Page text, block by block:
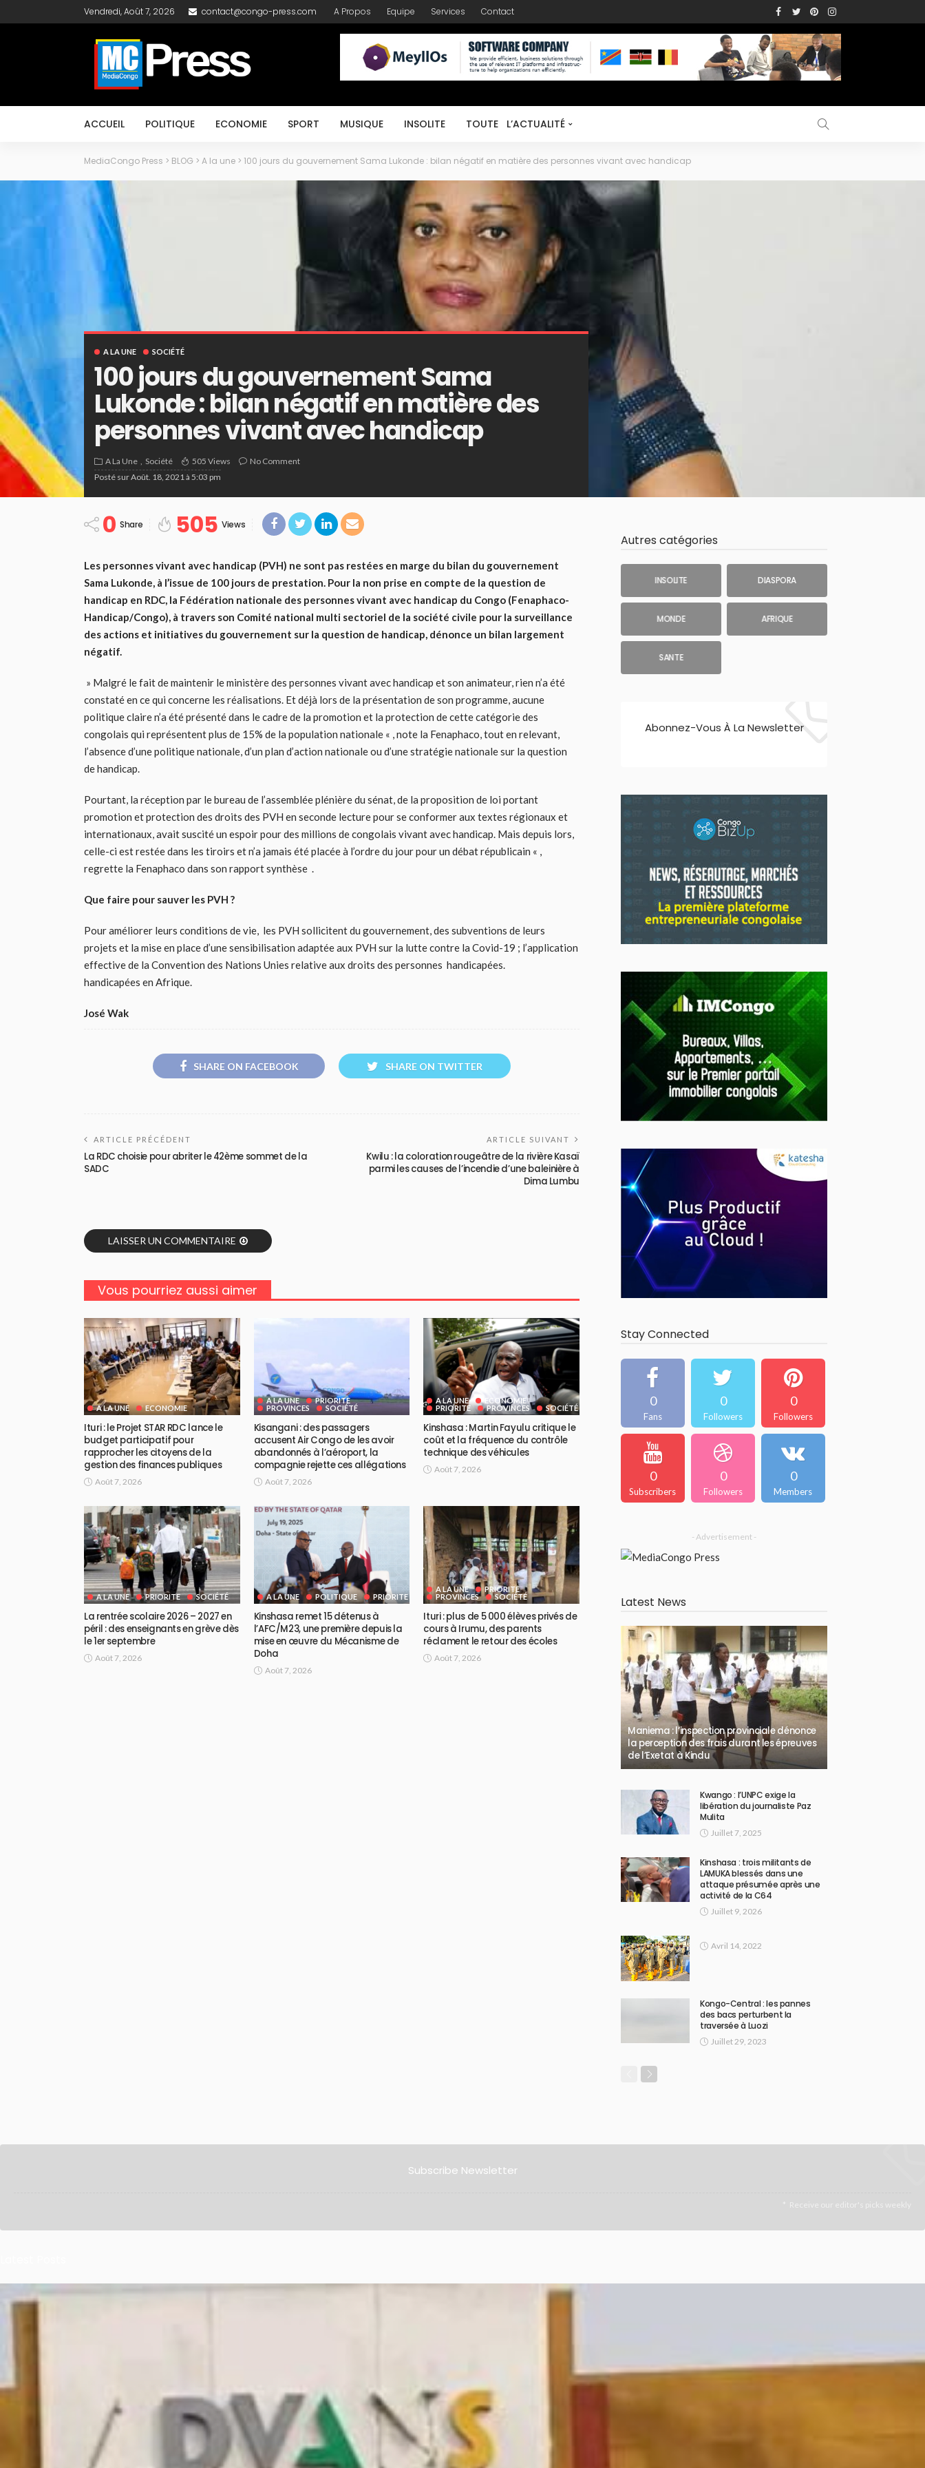
Vendredi, Août 7, 2026 contact@congo-press.com A Propos Equipe Services Contact
ACCUEIL POLITIQUE ECONOMIE SPORT MUSIQUE INSOLITE TOUTE L’ACTUALITÉ
MediaCongo Press > BLOG > A la une > 100 jours du gouvernement Sama Lukonde : bilan négatif en matière des personnes vivant avec handicap
A LA UNE SOCIÉTÉ
100 jours du gouvernement Sama
Lukonde : bilan négatif en matière des
personnes vivant avec handicap
A La Une Société 505 Views
No Comment
Posté surAoût. 18, 2021 à 5:03 pm
0 Share 505 Views
Les personnes vivant avec handicap (PVH) ne sont pas restées en marge du bilan du gouvernement
Sama Lukonde, à l’issue de 100 jours de prestation. Pour la non prise en compte de la question de
handicap en RDC, la Fédération nationale des personnes vivant avec handicap du Congo (Fenaphaco-
Handicap/Congo), à travers son Comité national multi sectoriel de la société civile pour la surveillance
des actions et initiatives du gouvernement sur la question de handicap, dénonce un bilan largement
négatif.
» Malgré le fait de maintenir le ministère des personnes vivant avec handicap et son animateur, rien n’a été
constaté en ce qui concerne les réalisations. Et déjà lors de la présentation de son programme, aucune
politique claire n’a été présenté dans le cadre de la promotion et la protection de cette catégorie des
congolais qui représentent plus de 15% de la population nationale « , note la Fenaphaco, tout en relevant,
l’absence d’une politique nationale, d’un plan d’action nationale ou d’une stratégie nationale sur la question
de handicap.
Pourtant, la réception par le bureau de l’assemblée plénière du sénat, de la proposition de loi portant
promotion et protection des droits des PVH en seconde lecture pour se conformer aux textes régionaux et
internationaux, avait suscité un espoir pour des millions de congolais vivant avec handicap. Mais depuis lors,
celle-ci est restée dans les tiroirs et n’a jamais été placée à l’ordre du jour pour un débat républicain « ,
regrette la Fenaphaco dans son rapport synthèse .
Que faire pour sauver les PVH ?
Pour améliorer leurs conditions de vie, les PVH sollicitent du gouvernement, des subventions de leurs
projets et la mise en place d’une sensibilisation adaptée aux PVH sur la lutte contre la Covid-19 ; l’application
effective de la Convention des Nations Unies relative aux droits des personnes handicapées.
handicapées en Afrique.
José Wak
SHARE ON FACEBOOK SHARE ON TWITTER
ARTICLE PRÉCÉDENT
La RDC choisie pour abriter le 42ème sommet de la
SADC
ARTICLE SUIVANT
Kwilu : la coloration rougeâtre de la rivière Kasaï
parmi les causes de l’incendie d’une baleinière à
Dima Lumbu
LAISSER UN COMMENTAIRE
Vous pourriez aussi aimer
A LA UNE ECONOMIE
Ituri : le Projet STAR RDC lance le
budget participatif pour
rapprocher les citoyens de la
gestion des finances publiques
Août 7, 2026
A LA UNE
PRIORITE
PROVINCES
SOCIÉTÉ
Kisangani : des passagers
accusent Air Congo de les avoir
abandonnés à l’aéroport, la
compagnie rejette ces allégations
Août 7, 2026
A LA UNE
ECONOMIE
PRIORITE
PROVINCES SOCIÉTÉ
Kinshasa : Martin Fayulu critique le
coût et la fréquence du contrôle
technique des véhicules
Août 7, 2026
A LA UNE PRIORITE SOCIÉTÉ
La rentrée scolaire 2026 – 2027 en
péril : des enseignants en grève dès
le 1er septembre
Août 7, 2026
A LA UNE POLITIQUE PRIORITE
Kinshasa remet 15 détenus à
l’AFC/M23, une première depuis la
mise en œuvre du Mécanisme de
Doha
Août 7, 2026
A LA UNE
PRIORITE
PROVINCES
SOCIÉTÉ
Ituri : plus de 5 000 élèves privés de
cours à Irumu, des parents
réclament le retour des écoles
Août 7, 2026
Autres catégories
INSOLITE DIASPORA
MONDE AFRIQUE
SANTE
Abonnez-Vous À La Newsletter
Stay Connected
0
Fans
0
Followers
0
Followers
0
Subscribers
0
Followers
0
Members
- Advertisement -
Latest News
Maniema : l’inspection provinciale dénonce
la perception des frais durant les épreuves
de l’Exetat à Kindu
Kwango : l’UNPC exige la
libération du journaliste Paz
Mulita
Juillet 7, 2025
Kinshasa : trois militants de
LAMUKA blessés dans une
attaque présumée après une
activité de la C64
Juillet 9, 2026
Avril 14, 2022
Kongo-Central : les pannes
des bacs perturbent la
traversée à Luozi
Juillet 29, 2023
Subscribe Newsletter
Receive our editor's picks weekly